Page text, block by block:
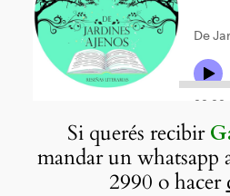
Si querés recibir
mandar un whatsapp
2990 o hacer